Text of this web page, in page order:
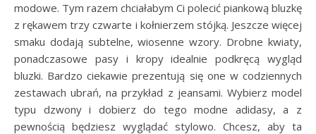
modowe. Tym razem chciałabym Ci polecić piankową bluzkę
z rękawem trzy czwarte i kołnierzem stójką. Jeszcze więcej
smaku dodają subtelne, wiosenne wzory. Drobne kwiaty,
ponadczasowe pasy i kropy idealnie podkręcą wygląd
bluzki. Bardzo ciekawie prezentują się one w codziennych
zestawach ubrań, na przykład z jeansami. Wybierz model
typu dzwony i dobierz do tego modne adidasy, a z
pewnością będziesz wyglądać stylowo. Chcesz, aby ta